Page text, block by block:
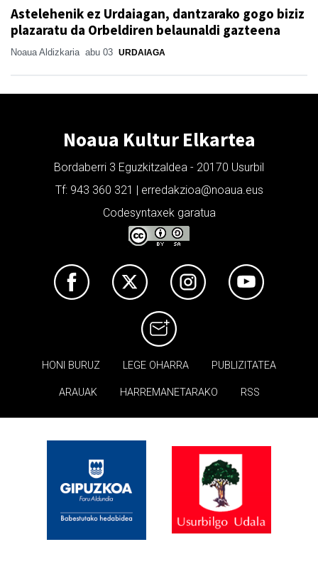
Astelehenik ez Urdaiagan, dantzarako gogo biziz
plazaratu da Orbeldiren belaunaldi gazteena
Noaua Aldizkaria abu 03 URDAIAGA
Noaua Kultur Elkartea
Bordaberri 3 Eguzkitzaldea - 20170 Usurbil
Tf: 943 360 321 | erredakzioa@noaua.eus
Codesyntaxek garatua
HONI BURUZ LEGE OHARRA PUBLIZITATEA
ARAUAK HARREMANETARAKO RSS